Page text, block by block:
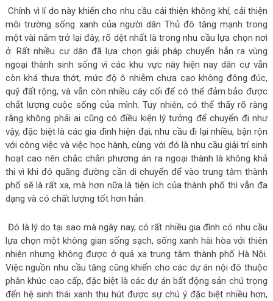
Chính vì lí do này khiến cho nhu cầu cải thiện không khí, cải thiện
môi trường sống xanh của người dân Thủ đô tăng mạnh trong
một vài năm trở lại đây, rõ dệt nhất là trong nhu cầu lựa chọn nơi
ở. Rất nhiều cư dân đã lựa chọn giải pháp chuyển hẳn ra vùng
ngoại thành sinh sống vì các khu vực này hiện nay dân cư vẫn
còn khá thưa thớt, mức độ ô nhiễm chưa cao không đông đúc,
quỹ đất rộng, và vẫn còn nhiều cây cối để có thể đảm bảo được
chất lượng cuộc sống của mình. Tuy nhiên, có thể thấy rõ ràng
rằng không phải ai cũng có điều kiện lý tưởng để chuyển đi như
vậy, đặc biệt là các gia đình hiện đại, nhu cầu đi lại nhiều, bận rộn
với công việc và việc học hành, cùng với đó là nhu cầu giải trí sinh
hoạt cao nên chắc chắn phương án ra ngoại thành là không khả
thi vì khi đó quãng đường cần di chuyển để vào trung tâm thành
phố sẽ là rất xa, mà hơn nữa là tiện ích của thành phố thì vẫn đa
dạng và có chất lượng tốt hơn hẳn.
Đó là lý do tại sao mà ngày nay, có rất nhiều gia đình có nhu cầu
lựa chọn một không gian sống sạch, sống xanh hài hòa với thiên
nhiên nhưng không được ở quá xa trung tâm thành phố Hà Nội.
Việc nguồn nhu cầu tăng cũng khiến cho các dự án nội đô thuộc
phân khúc cao cấp, đặc biệt là các dự án bất động sản chú trọng
đến hệ sinh thái xanh thu hút được sự chú ý đặc biệt nhiều hơn,